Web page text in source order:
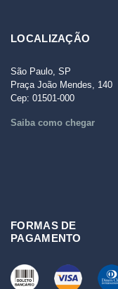
LOCALIZAÇÃO
São Paulo, SP
Praça João Mendes, 140
Cep: 01501-000
Saiba como chegar
FORMAS DE
PAGAMENTO